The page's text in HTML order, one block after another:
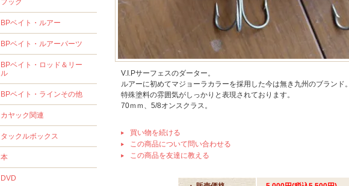
フック
BPベイト・ルアー
BPベイト・ルアーパーツ
BPベイト・ロッド＆リー
ル
BPベイト・ラインその他
カヤック関連
タックルボックス
本
DVD
V.I.Pサーフェスのダーター。
ルアーに初めてマジョーラカラーを採用した今は無き九州のブランド
特殊塗料の雰囲気がしっかりと表現されております。
70ｍｍ、5/8オンスクラス。
買い物を続ける
この商品について問い合わせる
この商品を友達に教える